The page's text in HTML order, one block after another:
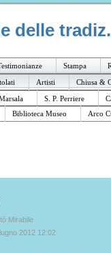
delle
Stampa
Artisti
Chiusa &
S. P. Perriere
Biblioteca Museo Arco
Mirabile
2012 12:02